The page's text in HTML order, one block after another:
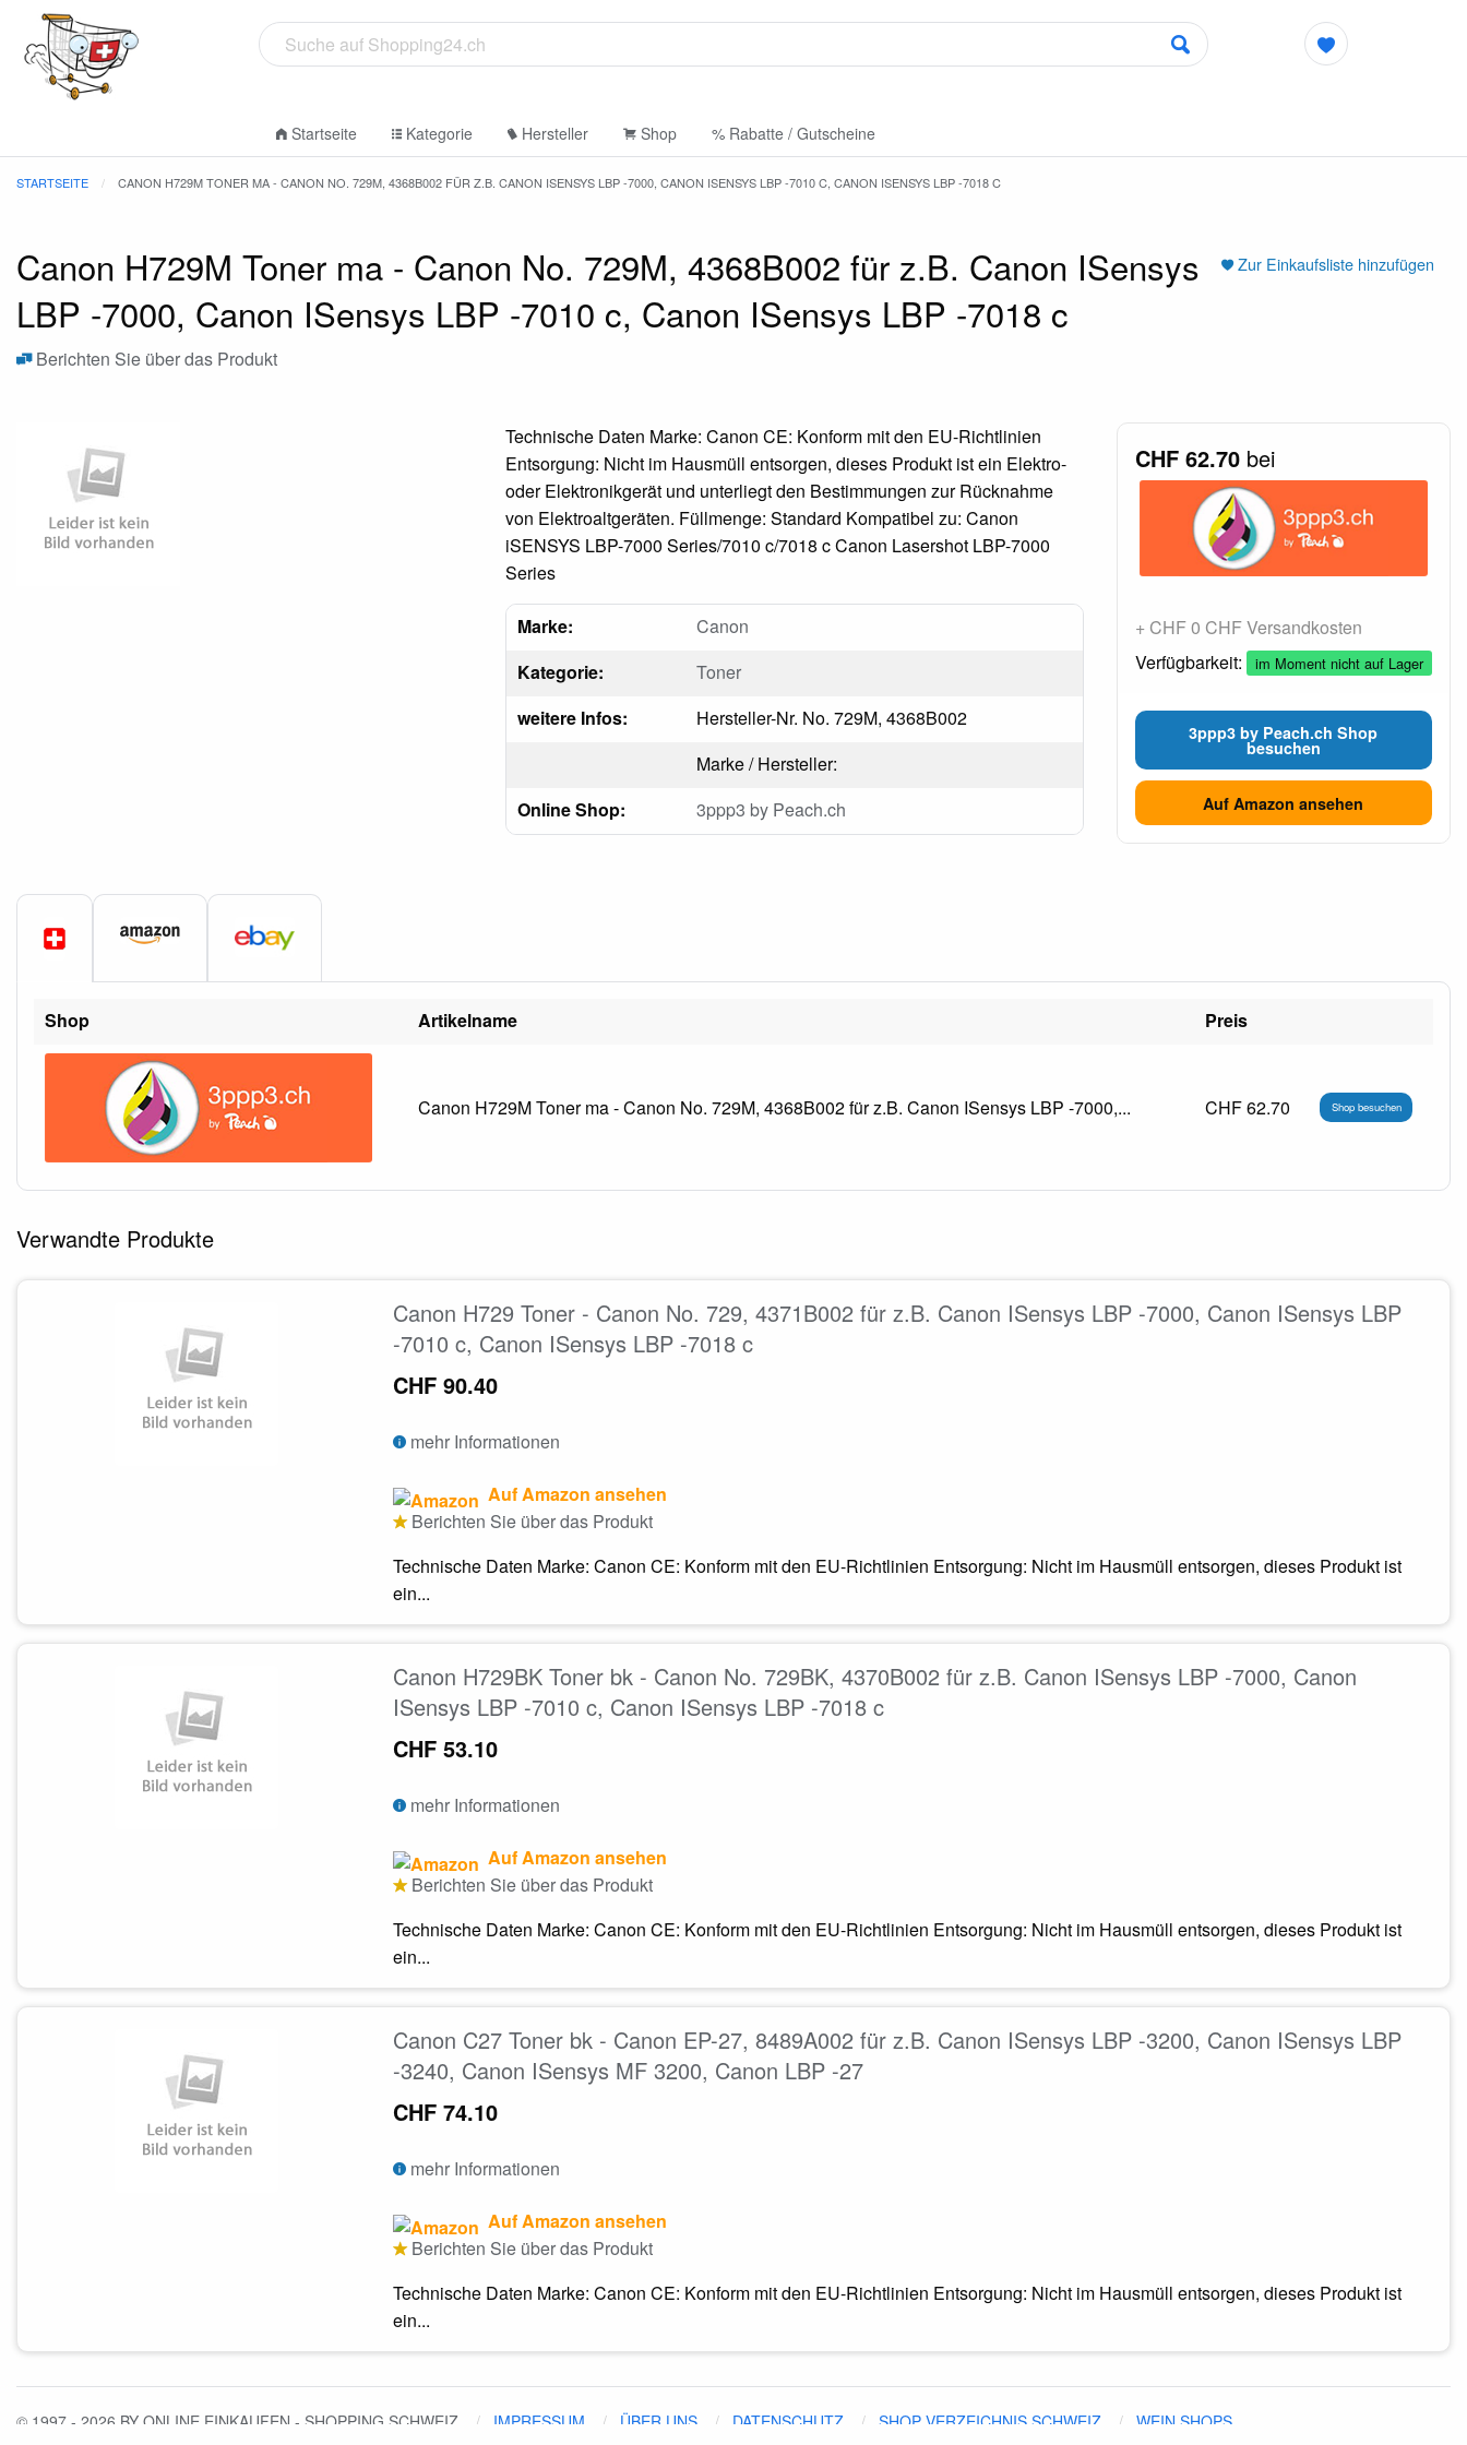
Startseite Kategorie Hersteller Shop % Rabatte / Gutscheine
STARTSEITE CANON H729M TONER MA - CANON NO. 729M, 4368B002 FÜR Z.B. CANON ISENSYS LBP -7000, CANON ISENSYS LBP -7010 C, CANON ISENSYS LBP -7018 C
Zur Einkaufsliste hinzufügen
Canon H729M Toner ma - Canon No. 729M, 4368B002 für z.B. Canon ISensys
LBP -7000, Canon ISensys LBP -7010 c, Canon ISensys LBP -7018 c
Berichten Sie über das Produkt
Technische Daten Marke: Canon CE: Konform mit den EU-Richtlinien
Entsorgung: Nicht im Hausmüll entsorgen, dieses Produkt ist ein Elektro-
oder Elektronikgerät und unterliegt den Bestimmungen zur Rücknahme
von Elektroaltgeräten. Füllmenge: Standard Kompatibel zu: Canon
iSENSYS LBP-7000 Series/7010 c/7018 c Canon Lasershot LBP-7000
Series
Marke:
Canon
Kategorie:
Toner
weitere Infos:
Hersteller-Nr. No. 729M, 4368B002
Marke / Hersteller:
Online Shop:
3ppp3 by Peach.ch
CHF 62.70bei
+ CHF 0 CHF Versandkosten
Verfügbarkeit:
im Moment nicht auf Lager
3ppp3 by Peach.ch Shop
besuchen
Auf Amazon ansehen
Shop Artikelname Preis
Canon H729M Toner ma - Canon No. 729M, 4368B002 für z.B. Canon ISensys LBP -7000,... CHF 62.70 Shop besuchen
Verwandte Produkte
Canon H729 Toner - Canon No. 729, 4371B002 für z.B. Canon ISensys LBP -7000, Canon ISensys LBP
-7010 c, Canon ISensys LBP -7018 c
CHF 90.40
mehr Informationen
Auf Amazon ansehen
Berichten Sie über das Produkt
Technische Daten Marke: Canon CE: Konform mit den EU-Richtlinien Entsorgung: Nicht im Hausmüll entsorgen, dieses Produkt ist
ein...
Canon H729BK Toner bk - Canon No. 729BK, 4370B002 für z.B. Canon ISensys LBP -7000, Canon
ISensys LBP -7010 c, Canon ISensys LBP -7018 c
CHF 53.10
mehr Informationen
Auf Amazon ansehen
Berichten Sie über das Produkt
Technische Daten Marke: Canon CE: Konform mit den EU-Richtlinien Entsorgung: Nicht im Hausmüll entsorgen, dieses Produkt ist
ein...
Canon C27 Toner bk - Canon EP-27, 8489A002 für z.B. Canon ISensys LBP -3200, Canon ISensys LBP
-3240, Canon ISensys MF 3200, Canon LBP -27
CHF 74.10
mehr Informationen
Auf Amazon ansehen
Berichten Sie über das Produkt
Technische Daten Marke: Canon CE: Konform mit den EU-Richtlinien Entsorgung: Nicht im Hausmüll entsorgen, dieses Produkt ist
ein...
© 1997 - 2026 BY ONLINE EINKAUFEN - SHOPPING SCHWEIZ IMPRESSUM ÜBER UNS DATENSCHUTZ SHOP VERZEICHNIS SCHWEIZ WEIN SHOPS